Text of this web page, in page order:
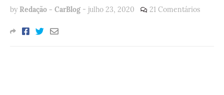
by Redação - CarBlog - julho 23, 2020 21 Comentários